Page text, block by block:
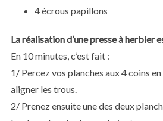
4 écrous papillons
La réalisation d’une presse à herbier
En 10 minutes, c’est fait :
1/ Percez vos planches aux 4 coins
aligner les trous.
2/ Prenez ensuite une des deux